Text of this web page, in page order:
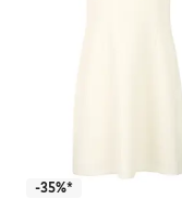
-35%*